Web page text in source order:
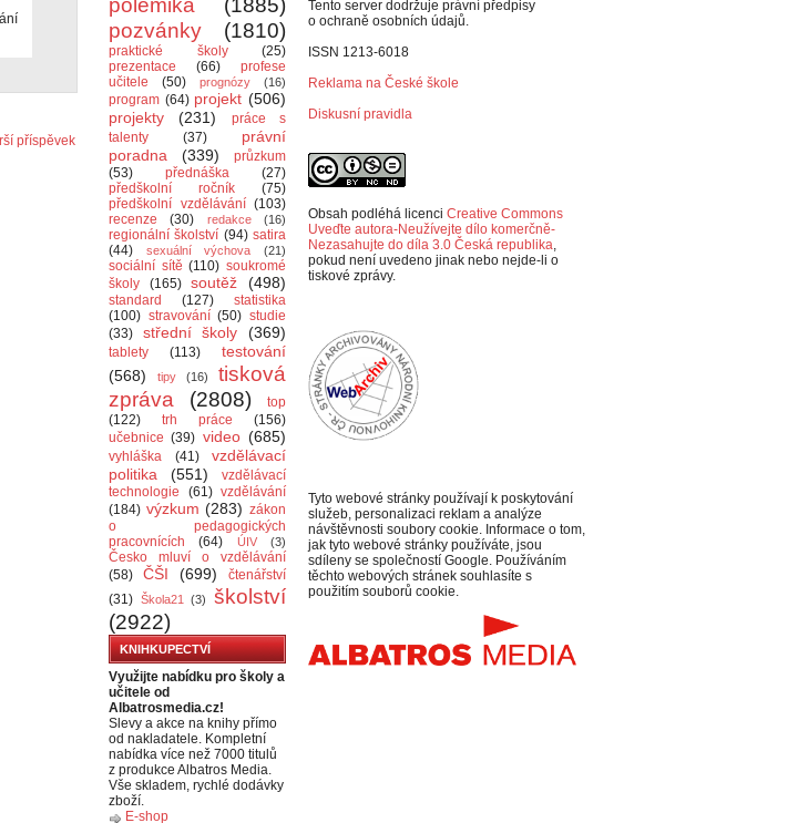
příspěvek
polemika
(1885)
pozvánky
(1810)
praktické školy
(25)
prezentace
(66)
profese
učitele
(50) prognózy (16)
program (64) projekt (506)
projekty
(231)
práce s
talenty
(37)
právní
poradna
(339)
průzkum
(53)
přednáška
(27)
předškolní ročník
(75)
předškolní vzdělávání (103)
recenze
(30) redakce (16)
regionální školství (94) satira
(44)
sexuální výchova (21)
sociální sítě (110) soukromé
školy
(165) soutěž (498)
standard (127)
statistika
(100) stravování (50) studie
(33)
střední školy (369)
tablety (113)
testování
(568)
tipy (16)
tisková
zpráva
(2808)
top
(122)
trh práce
(156)
učebnice (39) video (685)
vyhláška (41)
vzdělávací
politika
(551)
vzdělávací
technologie
(61) vzdělávání
(184) výzkum (283) zákon
o pedagogických
pracovnících
(64) ÚIV (3)
Česko mluví o vzdělávání
(58)
ČŠI (699)
čtenářství
(31) Škola21 (3)
školství
(2922)
KNIHKUPECTVÍ
Využijte nabídku pro školy a
učitele od
Albatrosmedia.cz!
Slevy a akce na knihy přímo
od nakladatele. Kompletní
nabídka více než 7000 titulů
z produkce Albatros Media.
Vše skladem, rychlé dodávky
zboží.
E-shop
Tento server dodržuje právní předpisy
o ochraně osobních údajů.
ISSN 1213-6018
Reklama na České škole
Diskusní pravidla
Obsah podléhá licenci Creative Commons
Uveďte autora-Neužívejte dílo komerčně-
Nezasahujte do díla 3.0 Česká republika,
pokud není uvedeno jinak nebo nejde-li o
tiskové zprávy.
Tyto webové stránky používají k poskytování
služeb, personalizaci reklam a analýze
návštěvnosti soubory cookie. Informace o tom,
jak tyto webové stránky používáte, jsou
sdíleny se společností Google. Používáním
těchto webových stránek souhlasíte s
použitím souborů cookie.